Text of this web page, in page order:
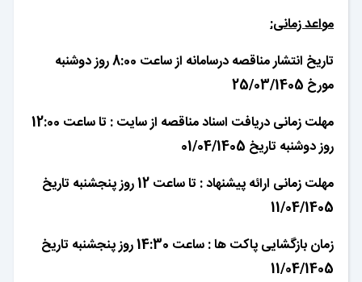
مواعد زمانی:
تاریخ انتشار مناقصه درسامانه از ساعت 8:00 روز دوشنبه
مورخ 25/03/1405
مهلت زمانی دریافت اسناد مناقصه از سایت : تا ساعت 12:00
روز دوشنبه تاریخ 01/04/1405
مهلت زمانی ارائه پیشنهاد : تا ساعت 12 روز پنجشنبه تاریخ
11/04/1405
زمان بازگشایی پاکت ها : ساعت 14:30 روز پنجشنبه تاریخ
11/04/1405